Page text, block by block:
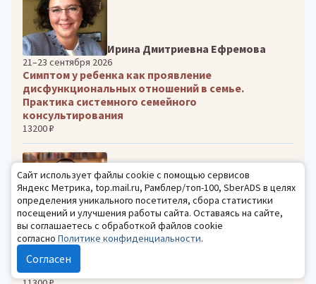
Ирина Дмитриевна Ефремова
21–23 сентября 2026
Симптом у ребенка как проявление
дисфункциональных отношений в семье.
Практика системного семейного
консультирования
13200 ₽
Александр Олегович Орлов
14–17 сентября 2026
Улучшаем отношения с ребенком за 4 недели:
пошаговое руководство для взрослых
Сайт использует файлы cookie с помощью сервисов
Яндекс Метрика, top.mail.ru, Рамблер/топ-100, SberADS в целях
определения уникального посетителя, сбора статистики
посещений и улучшения работы сайта. Оставаясь на сайте,
вы соглашаетесь с обработкой файлов cookie
согласно Политике конфиденциальности.
Согласен